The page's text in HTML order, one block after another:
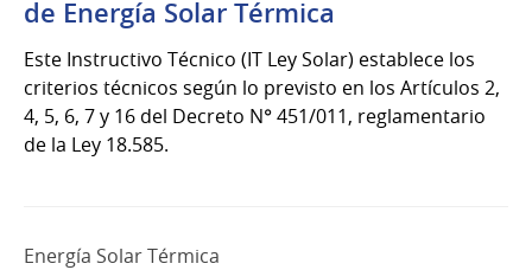
de Energía Solar Térmica
Este Instructivo Técnico (IT Ley Solar) establece los
criterios técnicos según lo previsto en los Artículos 2,
4, 5, 6, 7 y 16 del Decreto N° 451/011, reglamentario
de la Ley 18.585.
Energía Solar Térmica